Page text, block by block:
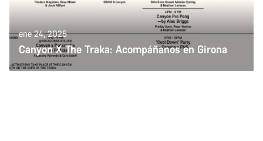
ene 24, 2025
Canyon X The Traka: Acompáñanos en Girona